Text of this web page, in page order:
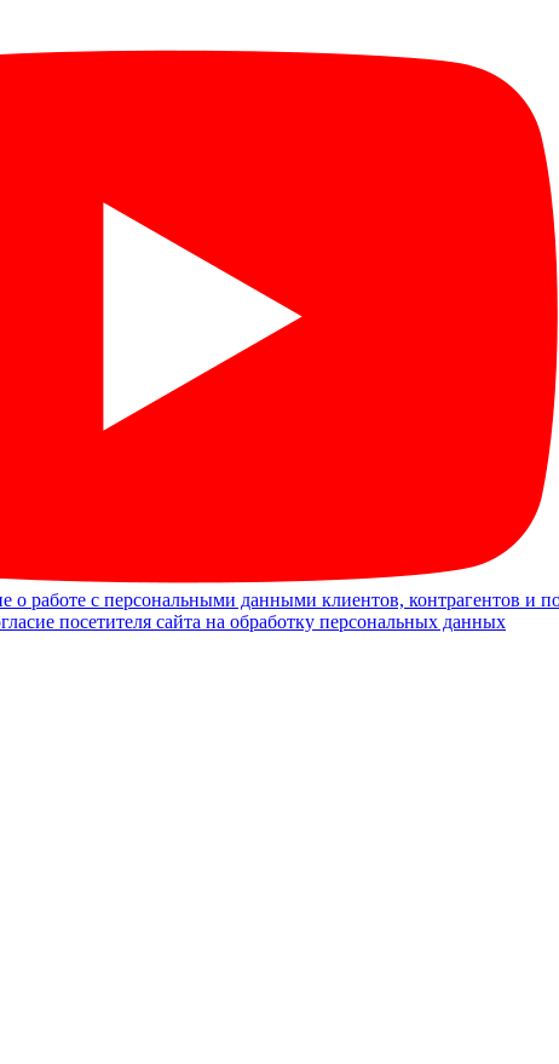
о работе с персональными данными клиентов, контрагентов и
посетителя сайта на обработку персональных данных